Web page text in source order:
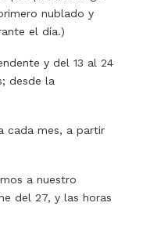
nublado y
el día.)
y del 13 al 24
desde la
cada mes, a partir
a nuestro
del 27, y las horas